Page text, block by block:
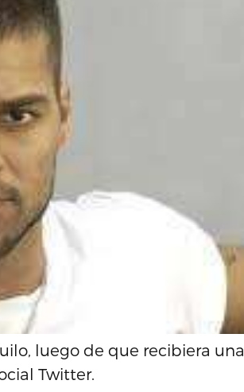
luego de que recibiera una
Twitter.